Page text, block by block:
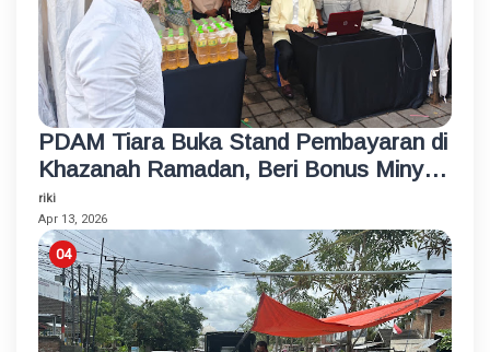
PDAM Tiara Buka Stand Pembayaran di
Khazanah Ramadan, Beri Bonus Minyak
Goreng
riki
Apr 13, 2026